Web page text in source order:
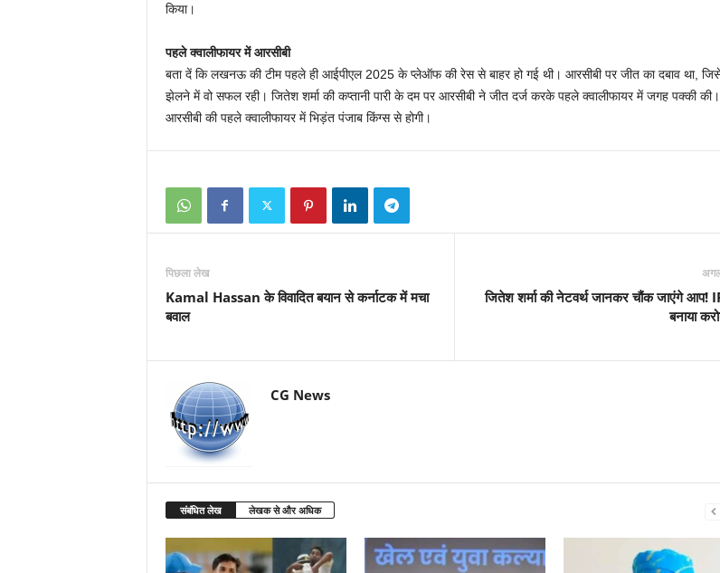
किया।
पहले क्‍वालीफायर में आरसीबी
बता दें कि लखनऊ की टीम पहले ही आईपीएल 2025 के प्‍लेऑफ की रेस से बाहर हो गई थी। आरसीबी पर जीत का दबाव था,
झेलने में वो सफल रही। जितेश शर्मा की कप्‍तानी पारी के दम पर आरसीबी ने जीत दर्ज करके पहले क्‍वालीफायर में जगह पक्‍की
आरसीबी की पहले क्‍वालीफायर में भिड़ंत पंजाब किंग्‍स से होगी।
पिछला लेख
Kamal Hassan के विवादित बयान से कर्नाटक में मचा
बवाल
जितेश शर्मा की नेटवर्थ जानकर चौंक जाएंगे आप!
बनाया
CG News
संबंधित लेख लेखक से और अधिक